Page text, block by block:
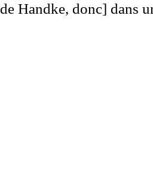
de Handke, donc] dans